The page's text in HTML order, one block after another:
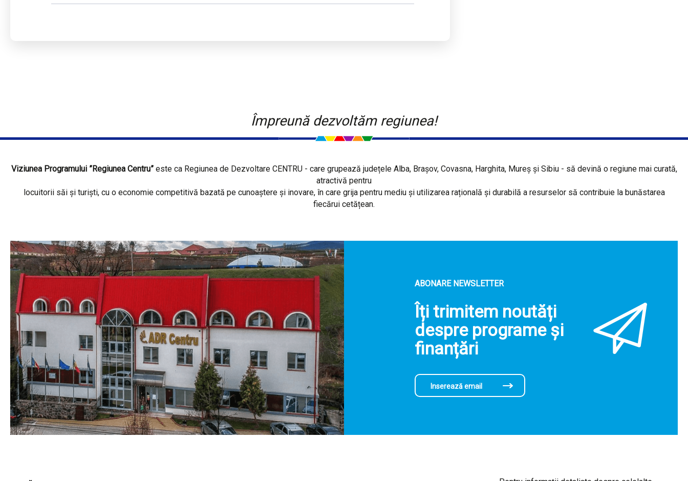
Împreună dezvoltăm regiunea!
Viziunea Programului ”Regiunea Centru”este ca Regiunea de Dezvoltare CENTRU - care grupează județele Alba, Brașov, Covasna, Harghita, Mureș și Sibiu - să devină o regiune mai curată,
atractivă pentru
locuitorii săi și turiști, cu o economie competitivă bazată pe cunoaștere și inovare, în care grija pentru mediu și utilizarea rațională și durabilă a resurselor să contribuie la bunăstarea
fiecărui cetățean.
ABONARE NEWSLETTER
Îți trimitem noutăți
despre programe și
finanțări